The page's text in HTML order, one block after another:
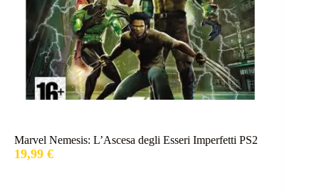
Marvel Nemesis: L’Ascesa degli Esseri Imperfetti PS2
19,99 €